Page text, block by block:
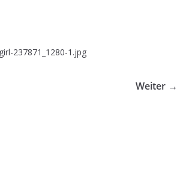
237871_1280-1.jpg
Weiter →